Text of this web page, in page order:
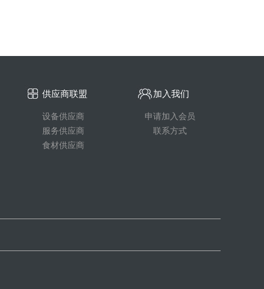
供应商联盟
设备供应商
服务供应商
食材供应商
加入我们
申请加入会员
联系方式